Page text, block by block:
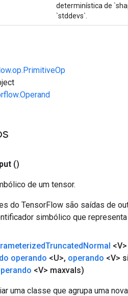
determinística de
`stddevs`.
()
de um tensor.
do TensorFlow são saídas de
simbólico que
TruncatedNormal <V>
do operando <U>, operando <V>
<V> maxvals)
uma classe que agrupa uma